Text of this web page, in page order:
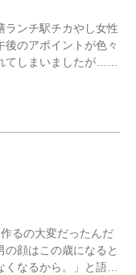
ランチ駅チカやし女性
のアポイントが色々
てしまいましたが…マ
るの大変だったんだ
の顔はこの歳になると
くなるから。」と語っ